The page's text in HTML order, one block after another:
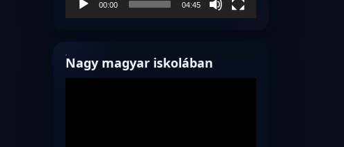
00:00 04:45
Nagy magyar iskolában